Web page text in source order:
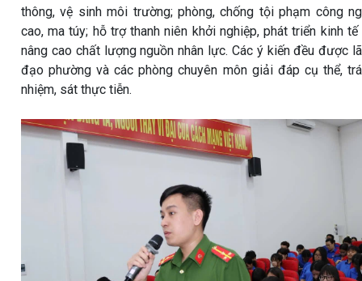
thông, vệ sinh môi trường; phòng, chống tội phạm công
cao, ma túy; hỗ trợ thanh niên khởi nghiệp, phát triển kinh tế
nâng cao chất lượng nguồn nhân lực. Các ý kiến đều được
đạo phường và các phòng chuyên môn giải đáp cụ thể,
nhiệm, sát thực tiễn.